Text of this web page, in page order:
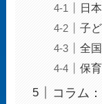
日
子
全
保
コラム